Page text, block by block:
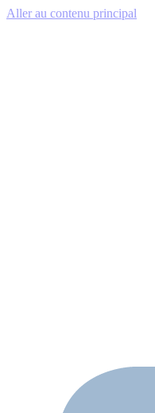
Aller au contenu principal